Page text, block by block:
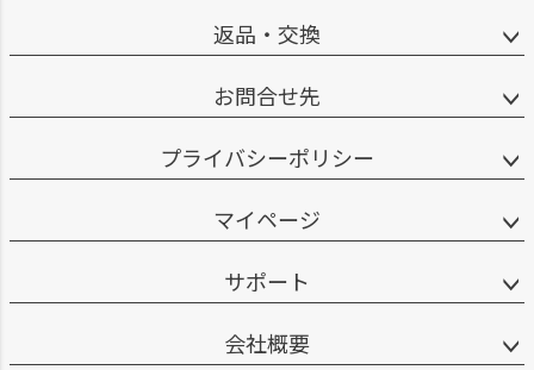
返品・交換
お問合せ先
プライバシーポリシー
マイページ
サポート
会社概要